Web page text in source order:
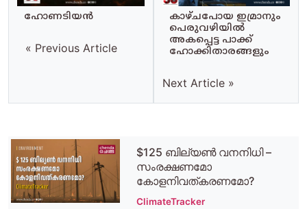
ഹോണടിയൻ
« Previous Article
കാഴ്‌ചപോയ ഇമ്രാനും
പെരുവഴിയിൽ
അകപ്പെട്ട പാക്ക്‌
ഹോക്കിതാരങ്ങളും
Next Article »
$125 ബില്യണ്‍ വനനിധി –
സംരക്ഷണമോ
കോളനിവത്കരണമോ?
ClimateTracker